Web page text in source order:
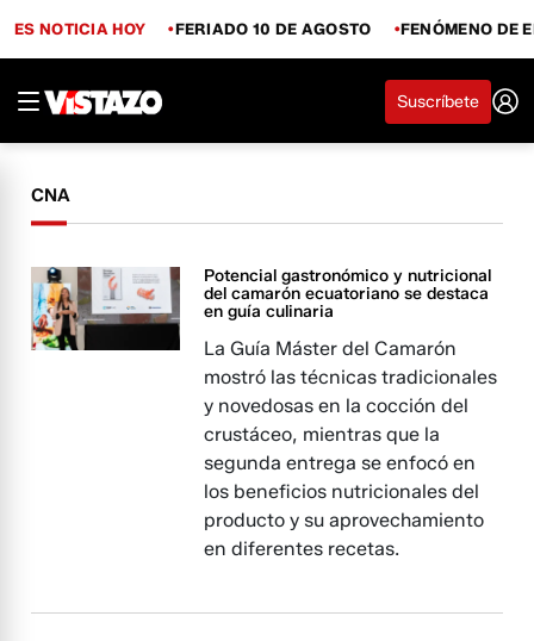
ES NOTICIA HOY FERIADO 10 DE AGOSTO FENÓMENO DE
Suscríbete
CNA
Potencial gastronómico y nutricional
del camarón ecuatoriano se destaca
en guía culinaria
La Guía Máster del Camarón
mostró las técnicas tradicionales
y novedosas en la cocción del
crustáceo, mientras que la
segunda entrega se enfocó en
los beneficios nutricionales del
producto y su aprovechamiento
en diferentes recetas.